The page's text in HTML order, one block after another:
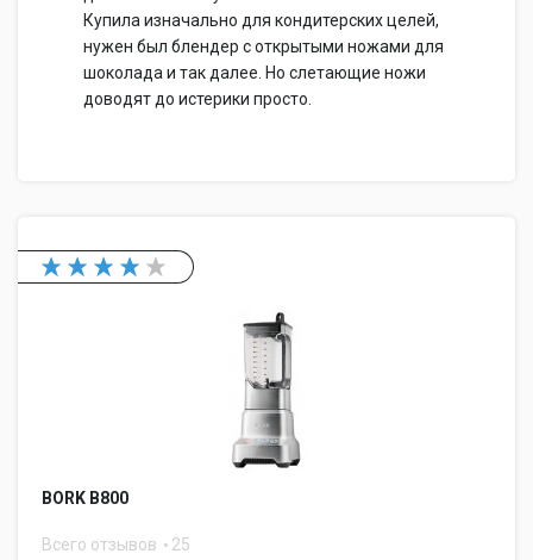
Купила изначально для кондитерских целей,
нужен был блендер с открытыми ножами для
шоколада и так далее. Но слетающие ножи
доводят до истерики просто.
BORK B800
Всего отзывов 25